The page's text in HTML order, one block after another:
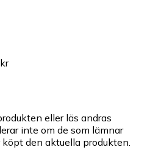
eller läs andras
inte om de som lämnar
den aktuella produkten.